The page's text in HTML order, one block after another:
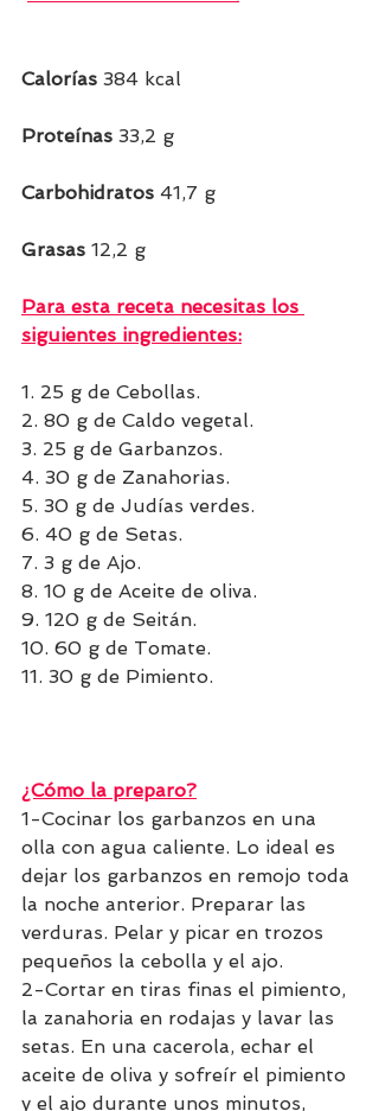
Calorías 384 kcal
Proteínas 33,2 g
Carbohidratos 41,7 g
Grasas 12,2 g
Para esta receta necesitas los
siguientes ingredientes:
1. 25 g de Cebollas.
2. 80 g de Caldo vegetal.
3. 25 g de Garbanzos.
4. 30 g de Zanahorias.
5. 30 g de Judías verdes.
6. 40 g de Setas.
7. 3 g de Ajo.
8. 10 g de Aceite de oliva.
9. 120 g de Seitán.
10. 60 g de Tomate.
11. 30 g de Pimiento.
¿Cómo la preparo?
1-Cocinar los garbanzos en una
olla con agua caliente. Lo ideal es
dejar los garbanzos en remojo toda
la noche anterior. Preparar las
verduras. Pelar y picar en trozos
pequeños la cebolla y el ajo.
2-Cortar en tiras finas el pimiento,
la zanahoria en rodajas y lavar las
setas. En una cacerola, echar el
aceite de oliva y sofreír el pimiento
y el ajo durante unos minutos,